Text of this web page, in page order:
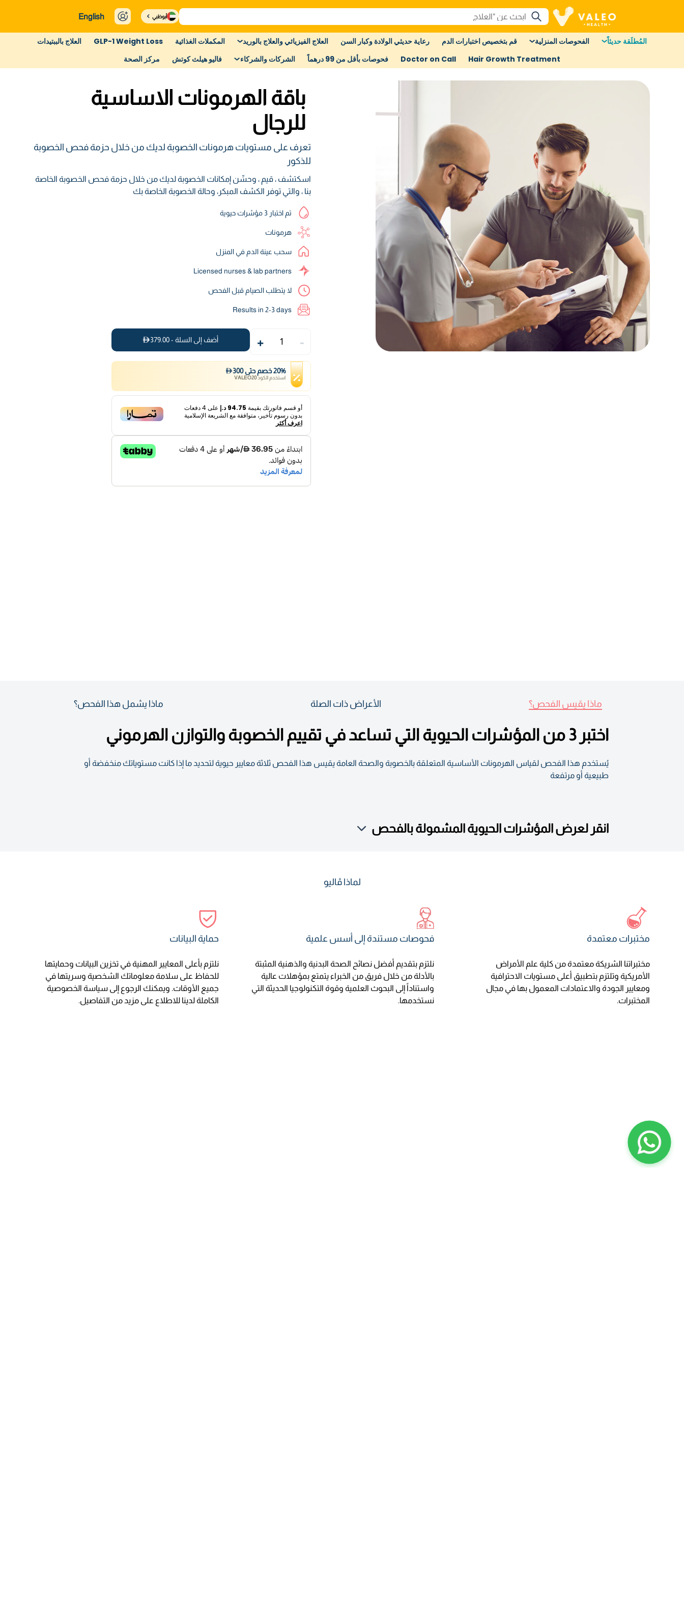
أبوظبي English
المُطلَقة حديثاً الفحوصات المنزلية قم بتخصيص اختبارات الدم رعاية حديثي الولادة وكبار السن العلاج الفيزيائي والعلاج بالوريد المكملات الغذائية GLP-1 Weight Loss
العلاج بالببتيدات
Hair Growth Treatment
Doctor on Call فحوصات بأقل من 99 درهماً الشركات والشركاء فاليو هيلث كوتش مركز الصحة
باقة الهرمونات الاساسية
للرجال
تعرف على مستويات هرمونات الخصوبة لديك من خلال حزمة فحص الخصوبة
للذكور
اسكتشف ، قيم ، وحسِّن إمكانات الخصوبة لديك من خلال حزمة فحص الخصوبة الخاصة
بنا ، والتي توفر الكشف المبكر، وحالة الخصوبة الخاصة بك
تم اختبار 3 مؤشرات حيوية
هرمونات
سحب عينة الدم في المنزل
Licensed nurses & lab partners
لا يتطلب الصيام قبل الفحص
Results in 2-3 days
-
1
+ أضف إلى السلة -379.00
20% خصم حتى 300
استخدم الكود VALEO20
أو قسم فاتورتك بقيمة 94.75 د.إ على4دفعات
بدون رسوم تأخير، متوافقة مع الشريعة الإسلامية
اعرف أكثر
ماذا يقيس الفحص؟ الأعراض ذات الصلة ماذا يشمل هذا الفحص؟
اختبر 3 من المؤشرات الحيوية التي تساعد في تقييم الخصوبة والتوازن الهرموني
يُستخدم هذا الفحص لقياس الهرمونات الأساسية المتعلقة بالخصوبة والصحة العامة يقيس هذا الفحص ثلاثة معايير حيوية لتحديد ما إذا كانت مستوياتك منخفضة أو
طبيعية أو مرتفعة
انقر لعرض المؤشرات الحيوية المشمولة بالفحص
لماذا ڤاليو
مختبرات معتمدة
مختبراتنا الشريكة معتمدة من كلية علم الأمراض
الأمريكية وتلتزم بتطبيق أعلى مستويات الاحترافية
ومعايير الجودة والاعتمادات المعمول بها في مجال
المختبرات.
فحوصات مستندة إلى أسس علمية
نلتزم بتقديم أفضل نصائح الصحة البدنية والذهنية المثبتة
بالأدلة من خلال فريق من الخبراء يتمتع بمؤهلات عالية
واستناداً إلى البحوث العلمية وقوة التكنولوجيا الحديثة التي
نستخدمها.
حماية البيانات
نلتزم بأعلى المعايير المهنية في تخزين البيانات وحمايتها
للحفاظ على سلامة معلوماتك الشخصية وسريتها في
جميع الأوقات. ويمكنك الرجوع إلى سياسة الخصوصية
الكاملة لدينا للاطلاع على مزيد من التفاصيل.